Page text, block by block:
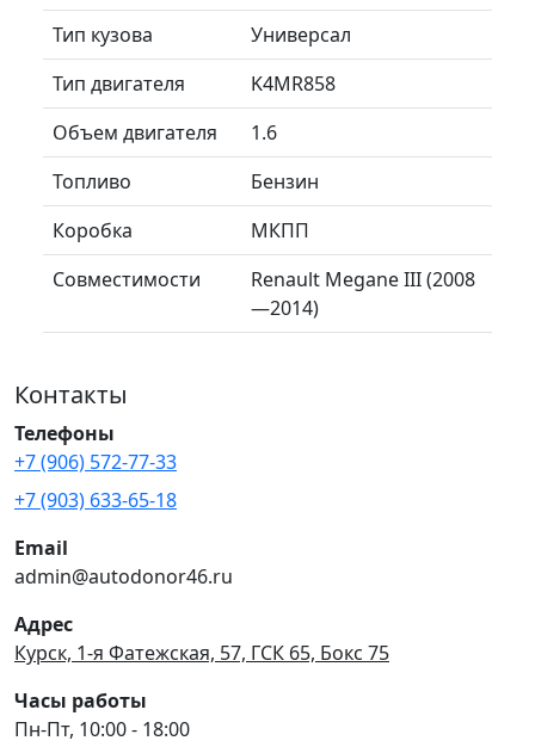
Тип кузова
Универсал
Тип двигателя
K4MR858
Объем двигателя
1.6
Топливо
Бензин
Коробка
МКПП
Совместимости
Renault Megane III (2008
—2014)
Контакты
Телефоны
+7 (906) 572-77-33
+7 (903) 633-65-18
Email
admin@autodonor46.ru
Адрес
Курск, 1-я Фатежская, 57, ГСК 65, Бокс 75
Часы работы
Пн-Пт, 10:00 - 18:00